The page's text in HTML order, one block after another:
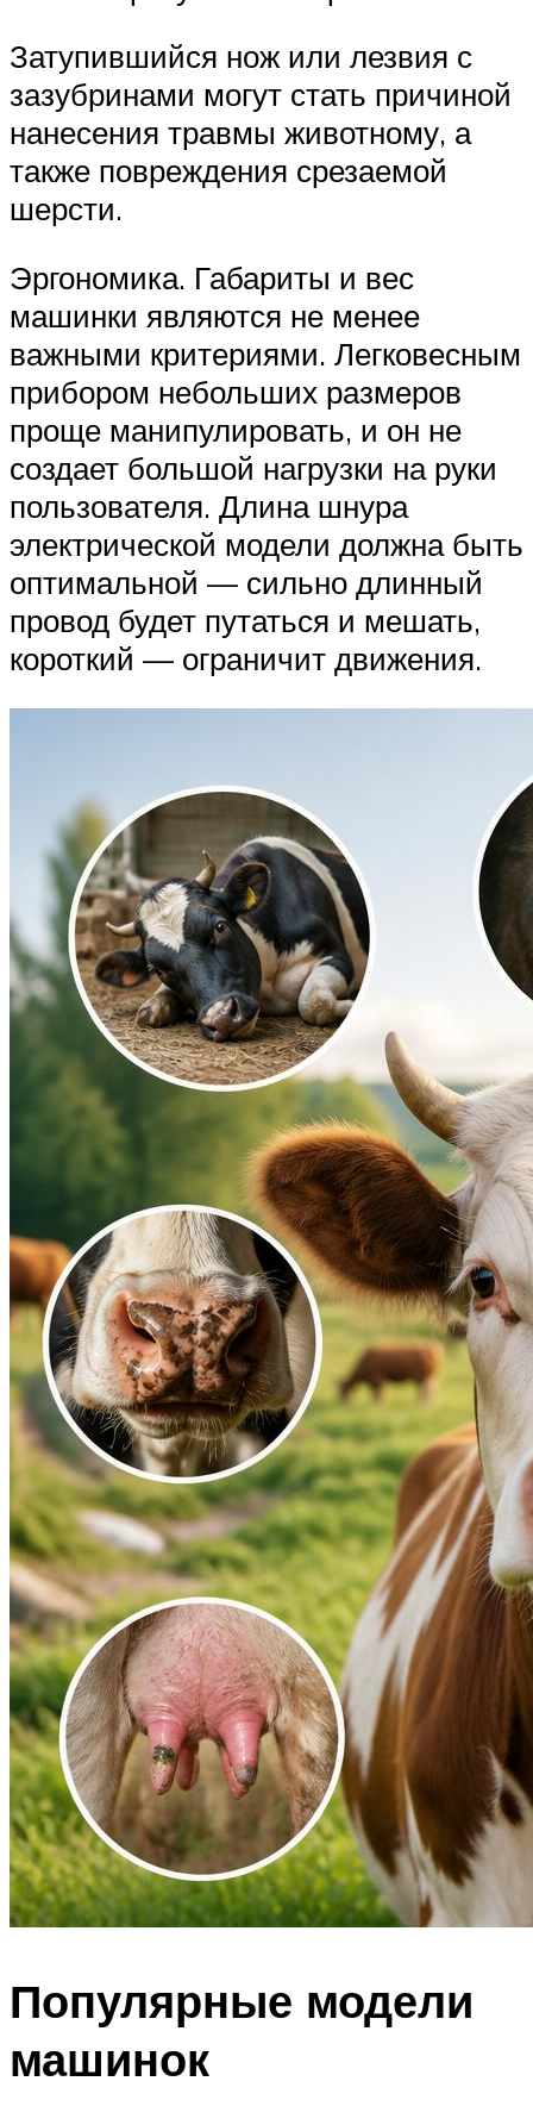
Затупившийся нож или лезвия с
зазубринами могут стать причиной
нанесения травмы животному, а
также повреждения срезаемой
шерсти.
Эргономика. Габариты и вес
машинки являются не менее
важными критериями. Легковесным
прибором небольших размеров
проще манипулировать, и он не
создает большой нагрузки на руки
пользователя. Длина шнура
электрической модели должна быть
оптимальной — сильно длинный
провод будет путаться и мешать,
короткий — ограничит движения.
Популярные модели
машинок